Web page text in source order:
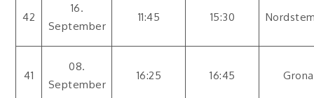
42
16.
September
11:45 15:30
41
08.
September
16:25 16:45